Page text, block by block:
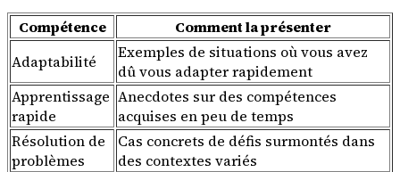
Compétence
Comment la présenter
Adaptabilité
Exemples de situations où vous avez
dû vous adapter rapidement
Apprentissage
rapide
Anecdotes sur des compétences
acquises en peu de temps
Résolution de
problèmes
Cas concrets de défis surmontés dans
des contextes variés